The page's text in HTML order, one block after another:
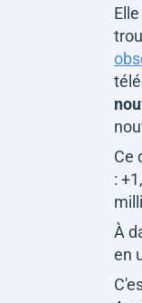
Ce
:
À
en